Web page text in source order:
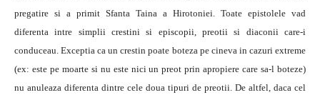
pregatire si a primit Sfanta Taina a Hirotoniei. Toate epistolele vad
diferenta intre simplii crestini si episcopii, preotii si diaconii care-i
conduceau. Exceptia ca un crestin poate boteza pe cineva in cazuri extreme
(ex: este pe moarte si nu este nici un preot prin apropiere care sa-l boteze)
nu anuleaza diferenta dintre cele doua tipuri de preotii. De altfel, daca cel